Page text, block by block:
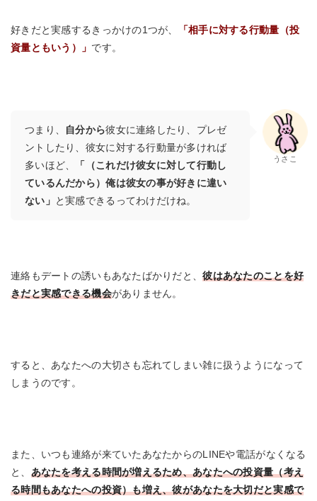
好きだと実感するきっかけの1つが、
「相手に対する行動量（投
資量ともいう）」 です。
つまり、 自分から彼女に連絡したり、プレゼ
ントしたり、彼女に対する行動量が多ければ
多いほど、
「（これだけ彼女に対して行動し
ているんだから）俺は彼女の事が好きに違い
ない」 と実感できるってわけだけね。
うさこ
連絡もデートの誘いもあなたばかりだと、彼はあなたのことを好
きだと実感できる機会がありません。
すると、あなたへの大切さも忘れてしまい雑に扱うようになって
しまうのです。
また、いつも連絡が来ていたあなたからのLINEや電話がなくなる
と、 あなたを考える時間が増えるため、あなたへの投資量（考え
る時間もあなたへの投資）も増え、彼があなたを大切だと実感で